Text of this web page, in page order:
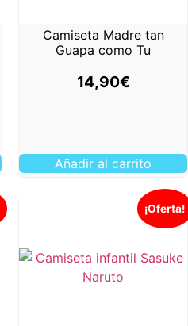
Camiseta Madre tan
Guapa como Tu
14,90€
Añadir al carrito
¡Oferta!